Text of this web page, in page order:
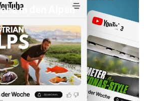
in den Alpen